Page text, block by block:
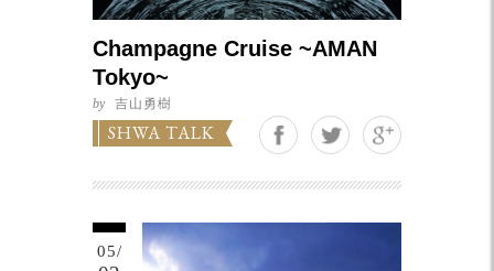
Champagne Cruise ~AMAN
Tokyo~
by 吉山勇樹
SHWA TALK
05/